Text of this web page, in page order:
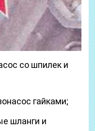
со шпилек и
гайками;
шланги и